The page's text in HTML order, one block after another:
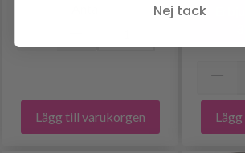
Lägg till varukorgen
Nej tack